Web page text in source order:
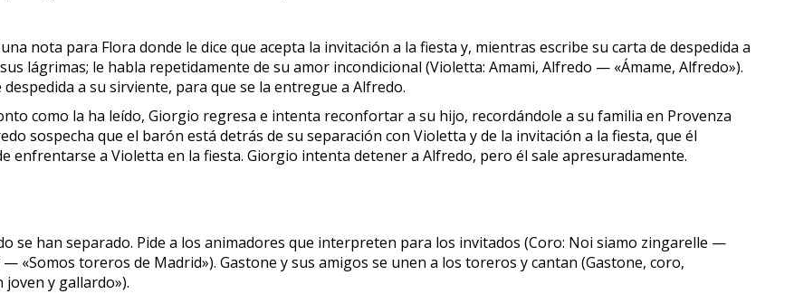
nota para Flora donde le dice que acepta la invitación a la fiesta y, mientras escribe su carta de despedida a
lágrimas; le habla repetidamente de su amor incondicional (Violetta: Amami, Alfredo — «Ámame, Alfredo»).
a su sirviente, para que se la entregue a Alfredo.
como la ha leído, Giorgio regresa e intenta reconfortar a su hijo, recordándole a su familia en Provenza
sospecha que el barón está detrás de su separación con Violetta y de la invitación a la fiesta, que él
enfrentarse a Violetta en la fiesta. Giorgio intenta detener a Alfredo, pero él sale apresuradamente.
se han separado. Pide a los animadores que interpreten para los invitados (Coro: Noi siamo zingarelle —
«Somos toreros de Madrid»). Gastone y sus amigos se unen a los toreros y cantan (Gastone, coro,
y gallardo»).